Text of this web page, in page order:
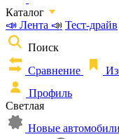
Каталог
📣 Лента 📣 Тест-драйв
Поиск
Сравнение
Профиль
Светлая
Новые автомобили